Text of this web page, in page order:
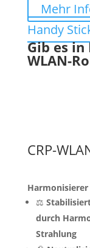
Mehr
Handy
Gib es in
WLAN-
CRP-
⚖️
durch
Strahlung